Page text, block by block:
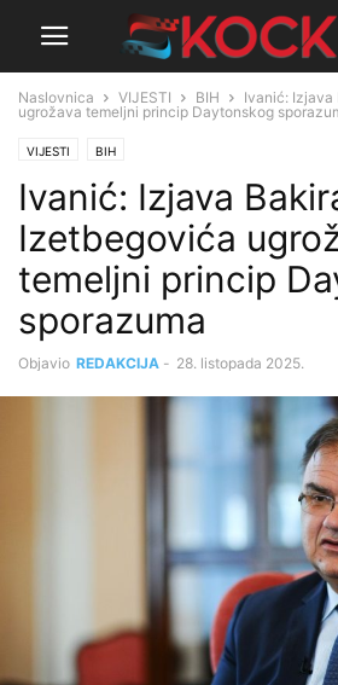
Naslovnica VIJESTI BIH
Ivanić: Izjava
ugrožava temeljni princip Daytonskog
VIJESTI BIH
Ivanić: Izjava
Izetbegovića
temeljni princip
sporazuma
Objavio REDAKCIJA - 28. listopada 2025.